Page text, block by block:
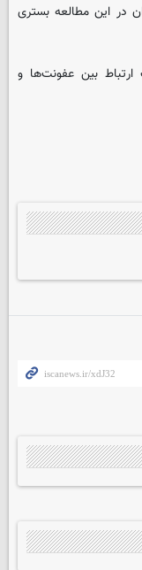
در این مطالعه بستری
ارتباط بین عفونت‌ها و